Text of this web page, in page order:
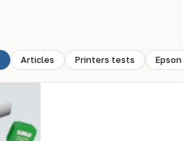
Articles Printers tests Epson